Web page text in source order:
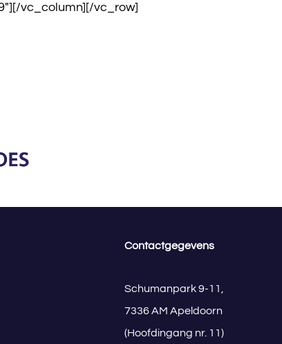
vc_column][/vc_row]
Contactgegevens
Schumanpark 9-11,
7336 AM Apeldoorn
(Hoofdingang nr. 11)